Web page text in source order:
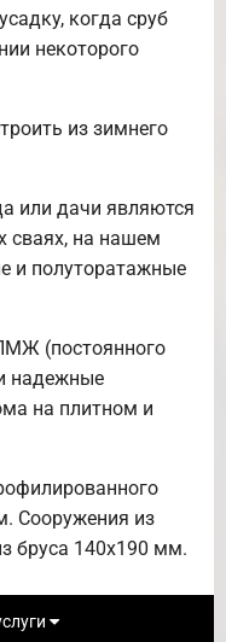
когда сруб
некоторого
из зимнего
или дачи являются
сваях, на нашем
и полуторатажные
(постоянного
надежные
на плитном и
Сооружения из
бруса 140х190 мм.